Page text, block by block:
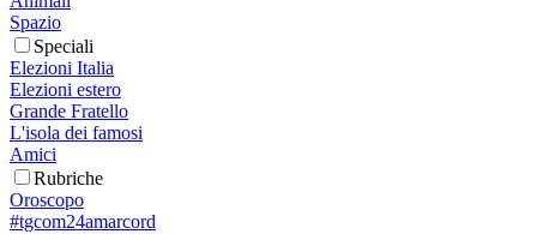
Spazio
Speciali
Elezioni Italia
Elezioni estero
Grande Fratello
L'isola dei famosi
Amici
Rubriche
Oroscopo
#tgcom24amarcord